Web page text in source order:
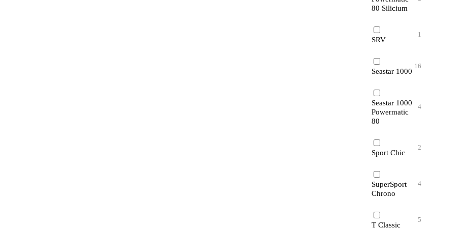
80 Silicium
SRV
1
Seastar 1000
16
Seastar 1000
Powermatic
80
4
Sport Chic
2
SuperSport
Chrono
4
T Classic
5